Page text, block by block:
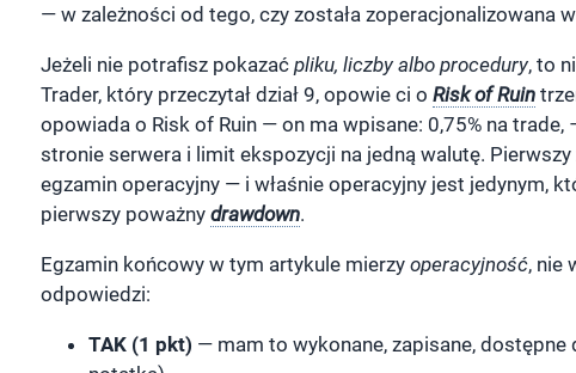
— w zależności od tego, czy została zoperacjonalizowana
Jeżeli nie potrafisz pokazać pliku, liczby albo procedury, to
Trader, który przeczytał dział 9, opowie ci o Risk of Ruin
opowiada o Risk of Ruin — on ma wpisane: 0,75% na
stronie serwera i limit ekspozycji na jedną walutę.
egzamin operacyjny — i właśnie operacyjny jest jedynym,
pierwszy poważny drawdown.
Egzamin końcowy w tym artykule mierzy operacyjność, nie
odpowiedzi:
TAK (1 pkt) — mam to wykonane, zapisane, dostępne